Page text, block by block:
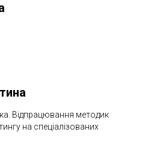
Відпрацювання методик
на спеціалізованих